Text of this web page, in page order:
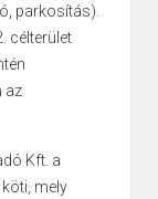
parkosítás).
célterület
az
Kft. a
mely